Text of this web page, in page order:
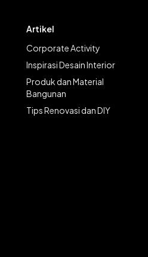
Artikel
Corporate Activity
Inspirasi Desain Interior
Produk dan Material
Bangunan
Tips Renovasi dan DIY